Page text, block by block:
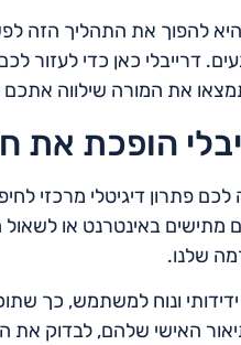
להפוך את התהליך הזה
דרייבלי כאן כדי
את המורה שילווה
הופכת את
לכם פתרון דיגיטלי מרכזי
מתישים באינטרנט או
שלנו.
ונוח למשתמש, כך
האישי שלהם, לבדוק את